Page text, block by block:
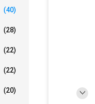
(40)
(28)
(22)
(22)
(20)